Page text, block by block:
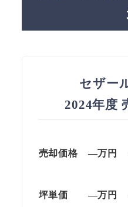
セザー
2024年度
売却価格 —万円
坪単価 —万円